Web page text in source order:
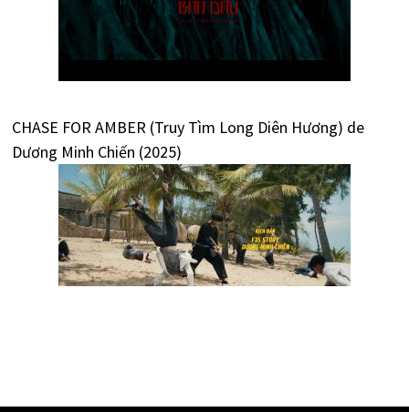
CHASE FOR AMBER (Truy Tìm Long Diên Hương) de
Dương Minh Chiến (2025)